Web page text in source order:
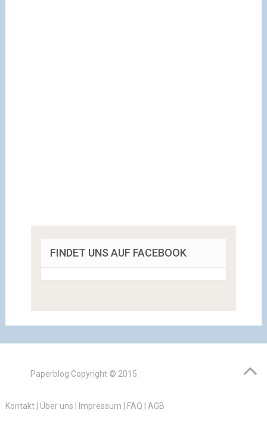
FINDET UNS AUF FACEBOOK
Paperblog Copyright © 2015.
Kontakt| Über uns Impressum FAQ AGB